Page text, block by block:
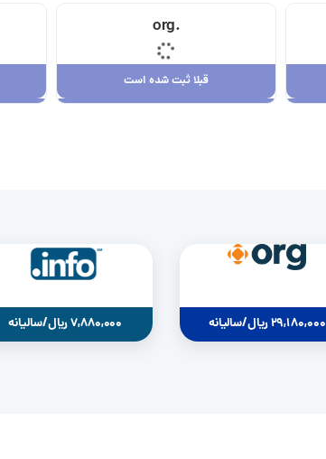
.org
قبلا ثبت شده است
29,180,000 ریال/سالیانه 7,880,000 ریال/سالیانه